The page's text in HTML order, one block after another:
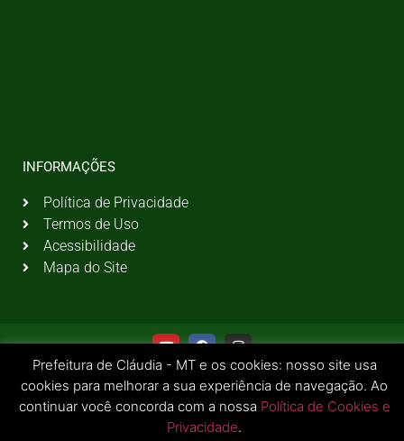
INFORMAÇÕES
Política de Privacidade
Termos de Uso
Acessibilidade
Mapa do Site
Prefeitura de Cláudia - MT e os cookies: nosso site usa
cookies para melhorar a sua experiência de navegação. Ao
continuar você concorda com a nossa Política de Cookies e
Privacidade.